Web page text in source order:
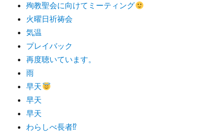
殉教聖会に向けてミーティング
火曜日祈祷会
気温
プレイバック
再度聴いています。
雨
早天
早天
早天
わらしべ長者⁉︎